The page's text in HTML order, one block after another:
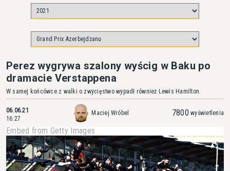
Perez wygrywa szalony wyścig w Baku po
dramacie Verstappena
W samej końcówce z walki o zwycięstwo wypadł również Lewis Hamilton.
06.06.21
16:27
Maciej Wróbel 7800 wyświetlenia
Embed from Getty Images